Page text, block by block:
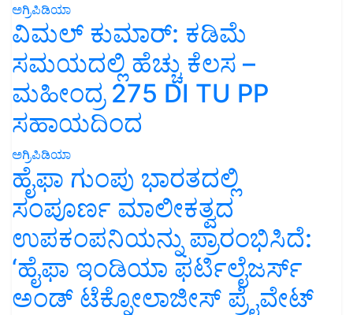
ಅಗ್ರಿಪಿಡಿಯಾ
ವಿಮಲ್ ಕುಮಾರ್: ಕಡಿಮೆ
ಸಮಯದಲ್ಲಿ ಹೆಚ್ಚು ಕೆಲಸ –
ಮಹೀಂದ್ರ 275 DI TU PP
ಸಹಾಯದಿಂದ
ಅಗ್ರಿಪಿಡಿಯಾ
ಹೈಫಾ ಗುಂಪು ಭಾರತದಲ್ಲಿ
ಸಂಪೂರ್ಣ ಮಾಲೀಕತ್ವದ
ಉಪಕಂಪನಿಯನ್ನು ಪ್ರಾರಂಭಿಸಿದೆ:
‘ಹೈಫಾ ಇಂಡಿಯಾ ಫರ್ಟಿಲೈಜರ್ಸ್
ಅಂಡ್ ಟೆಕ್ನೋಲಾಜೀಸ್ ಪ್ರೈವೇಟ್